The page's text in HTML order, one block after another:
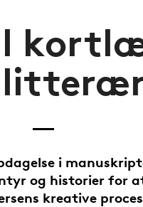
i
og historier for
kreative